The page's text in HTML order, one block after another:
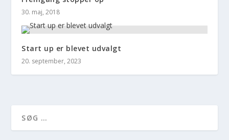
30. maj, 2018
Start up er blevet udvalgt
20. september, 2023